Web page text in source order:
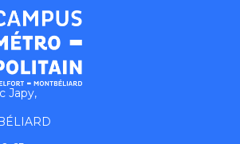
Japy,